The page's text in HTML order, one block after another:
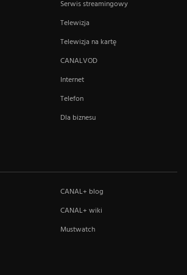
Serwis streamingowy
Telewizja
Telewizja na kartę
CANALVOD
Internet
Telefon
Dla biznesu
CANAL+ blog
CANAL+ wiki
Mustwatch